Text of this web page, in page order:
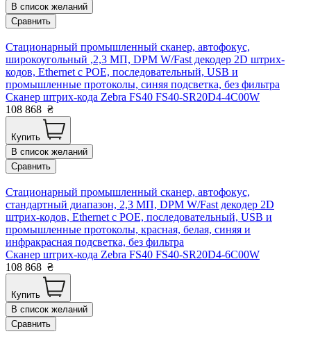
В список желаний
Сравнить
Стационарный промышленный сканер, автофокус,
широкоугольный ,2,3 МП, DPM W/Fast декодер 2D штрих-
кодов, Ethernet с POE, последовательный, USB и
промышленные протоколы, синяя подсветка, без фильтра
Сканер штрих-кода Zebra FS40 FS40-SR20D4-4C00W
108 868 ₴
Купить
В список желаний
Сравнить
Стационарный промышленный сканер, автофокус,
стандартный диапазон, 2,3 МП, DPM W/Fast декодер 2D
штрих-кодов, Ethernet с POE, последовательный, USB и
промышленные протоколы, красная, белая, синяя и
инфракрасная подсветка, без фильтра
Сканер штрих-кода Zebra FS40 FS40-SR20D4-6C00W
108 868 ₴
Купить
В список желаний
Сравнить